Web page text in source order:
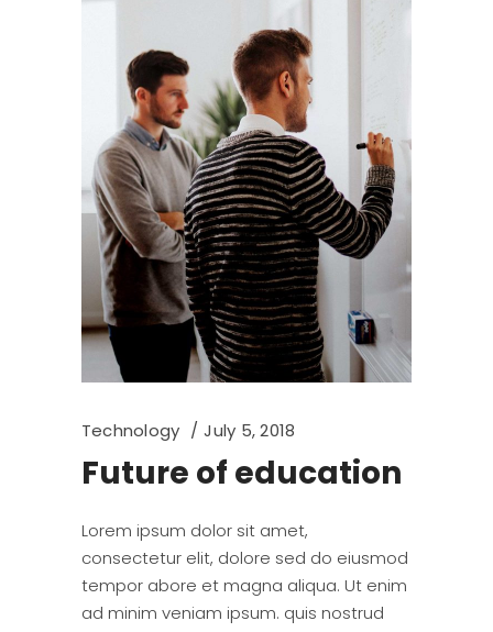
Technology July 5, 2018
Future of education
Lorem ipsum dolor sit amet,
consectetur elit, dolore sed do eiusmod
tempor abore et magna aliqua. Ut enim
ad minim veniam ipsum. quis nostrud